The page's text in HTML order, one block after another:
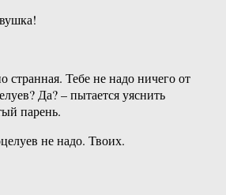
Тебе не надо ничего от
Да? – пытается уяснить
парень.
не надо. Твоих.